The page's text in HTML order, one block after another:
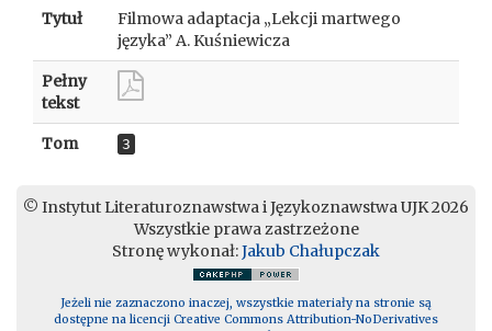
Tytuł
Filmowa adaptacja „Lekcji martwego
języka” A. Kuśniewicza
Pełny
tekst
Tom 3
© Instytut Literaturoznawstwa i Językoznawstwa UJK 2026
Wszystkie prawa zastrzeżone
Stronę wykonał:Jakub Chałupczak
Jeżeli nie zaznaczono inaczej, wszystkie materiały na stronie są
dostępne na licencji Creative Commons Attribution-NoDerivatives